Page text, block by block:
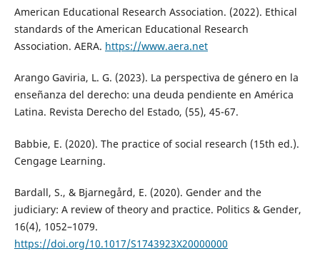
American Educational Research Association. (2022). Ethical
standards of the American Educational Research
Association. AERA. https://www.aera.net
Arango Gaviria, L. G. (2023). La perspectiva de género en la
enseñanza del derecho: una deuda pendiente en América
Latina. Revista Derecho del Estado, (55), 45-67.
Babbie, E. (2020). The practice of social research (15th ed.).
Cengage Learning.
Bardall, S., & Bjarnegård, E. (2020). Gender and the
judiciary: A review of theory and practice. Politics & Gender,
16(4), 1052–1079.
https://doi.org/10.1017/S1743923X20000000